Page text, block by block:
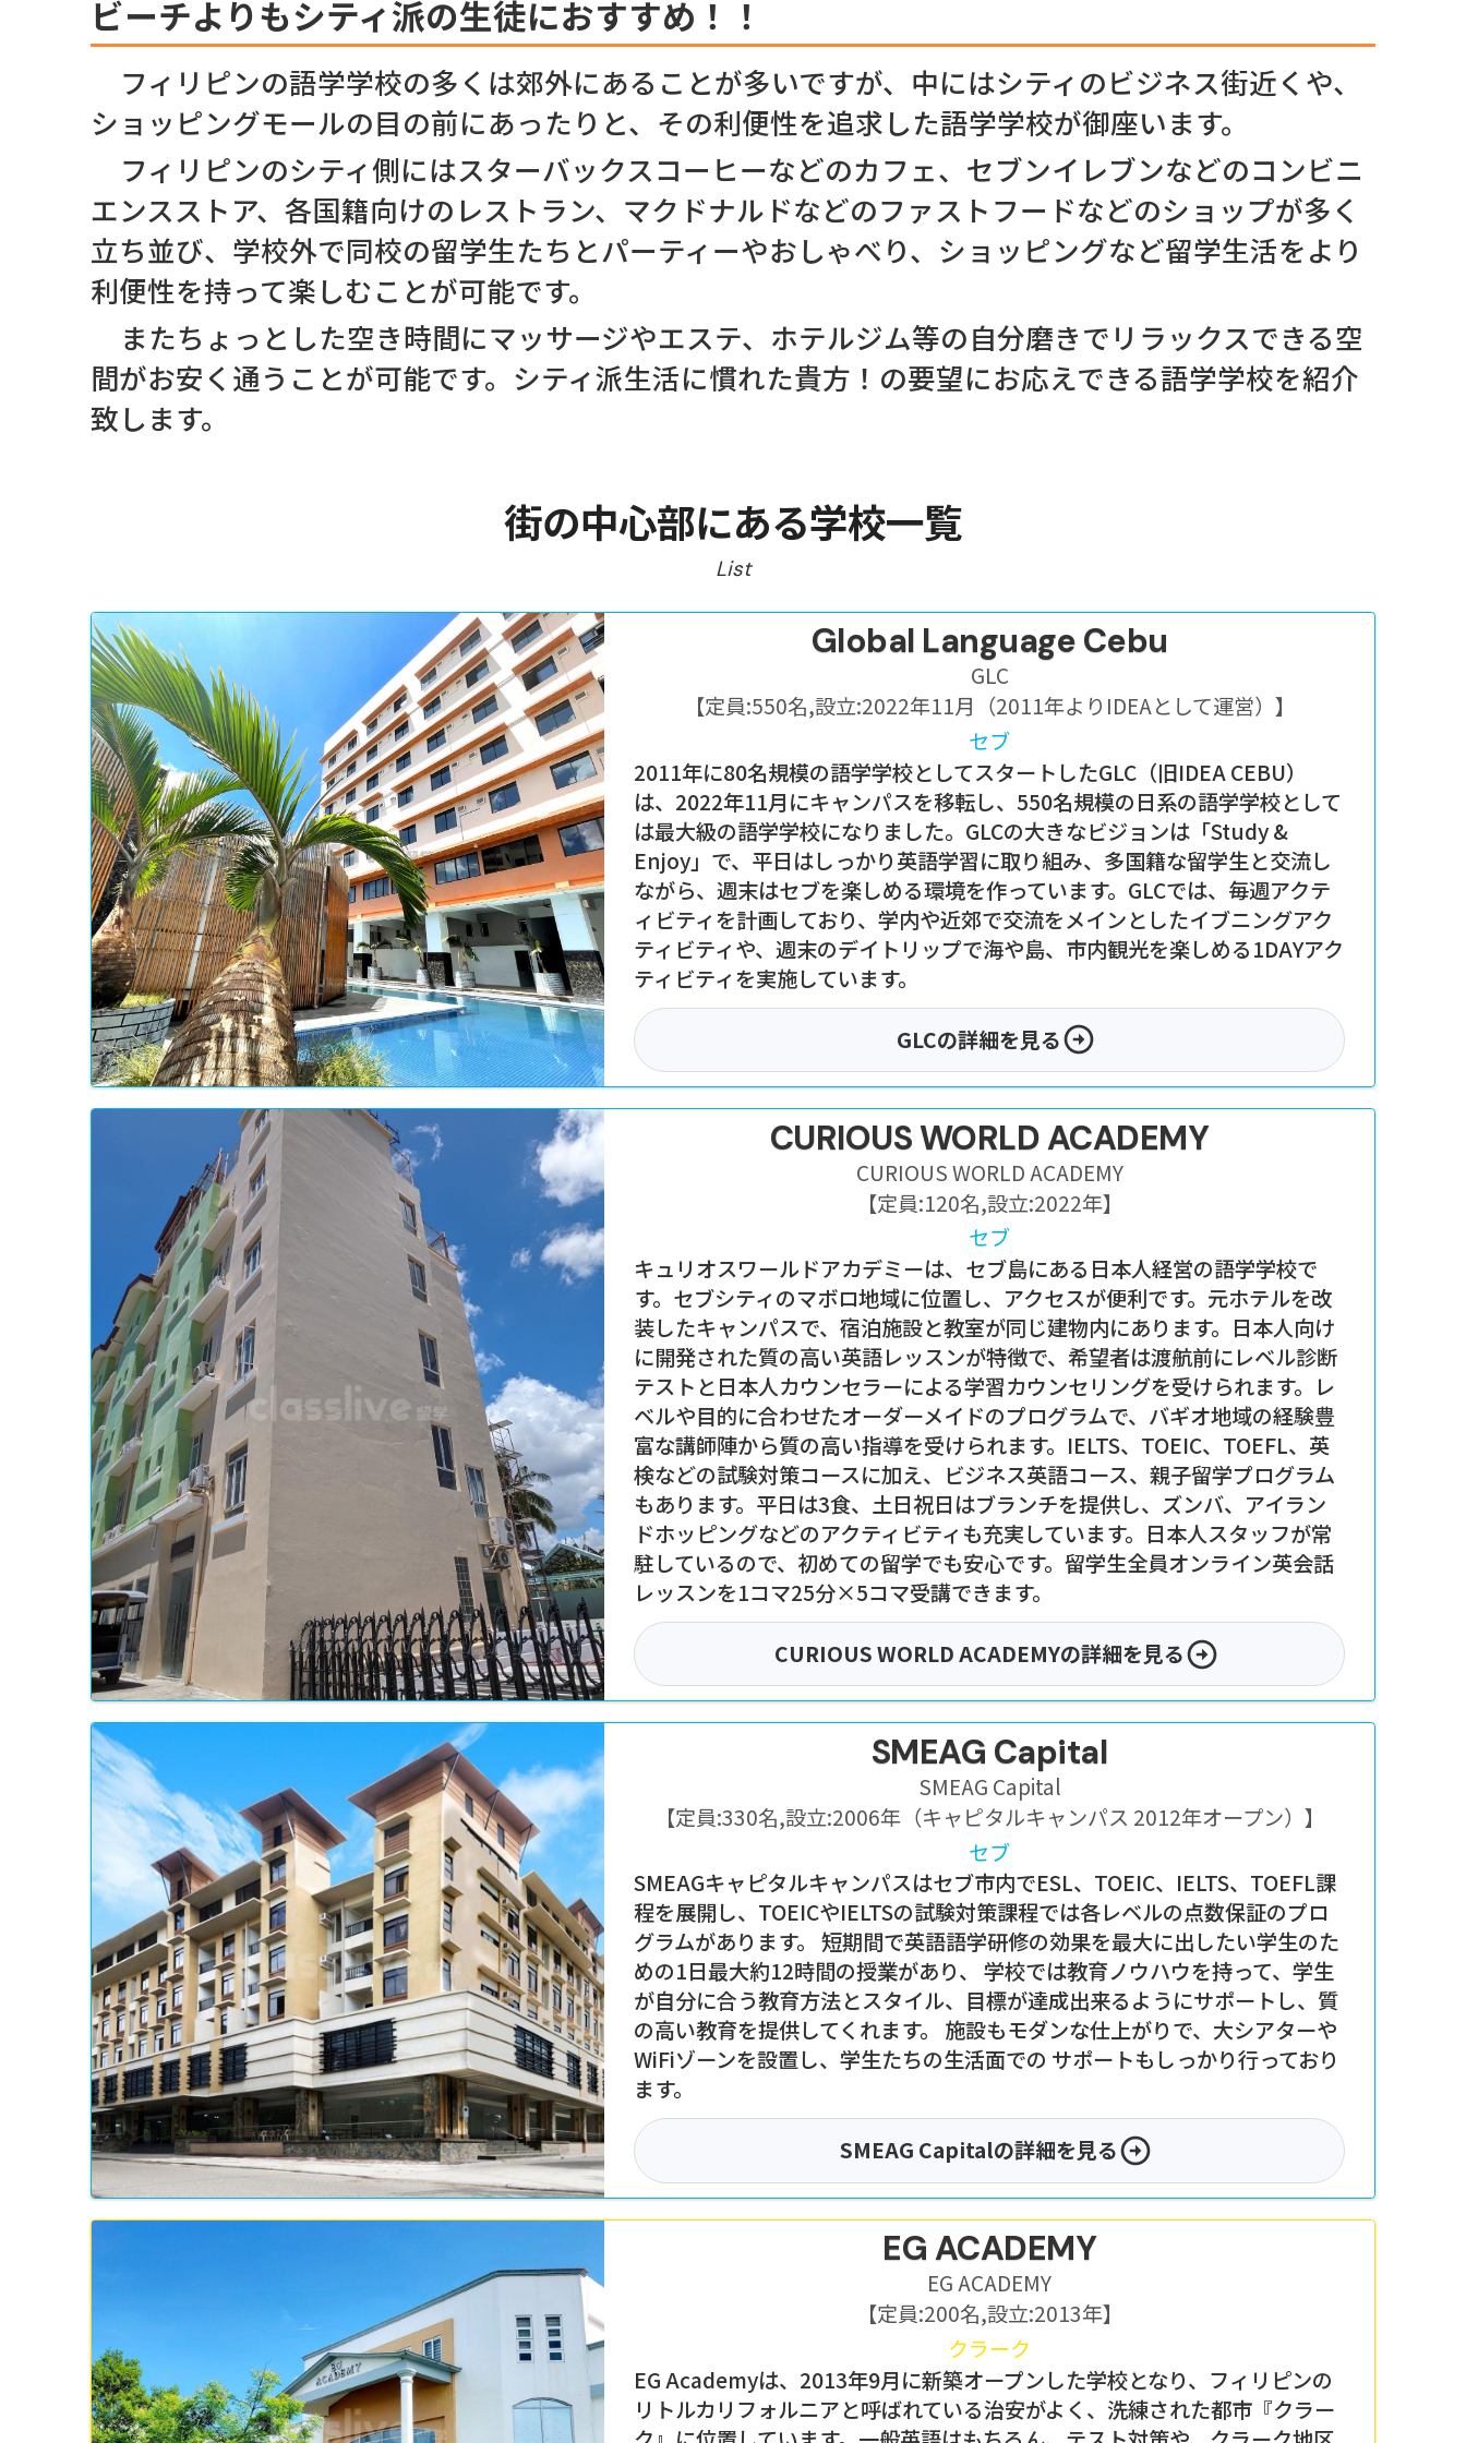
ビーチよりもシティ派の生徒におすすめ！！
フィリピンの語学学校の多くは郊外にあることが多いですが、中にはシティのビジネス街近くや、
ショッピングモールの目の前にあったりと、その利便性を追求した語学学校が御座います。
フィリピンのシティ側にはスターバックスコーヒーなどのカフェ、セブンイレブンなどのコンビニ
エンスストア、各国籍向けのレストラン、マクドナルドなどのファストフードなどのショップが多く
立ち並び、学校外で同校の留学生たちとパーティーやおしゃべり、ショッピングなど留学生活をより
利便性を持って楽しむことが可能です。
またちょっとした空き時間にマッサージやエステ、ホテルジム等の自分磨きでリラックスできる空
間がお安く通うことが可能です。シティ派生活に慣れた貴方！の要望にお応えできる語学学校を紹介
致します。
街の中心部にある学校一覧
List
Global Language Cebu
GLC
【定員:550名,設立:2022年11月（2011年よりIDEAとして運営） 】
セブ
2011年に80名規模の語学学校としてスタートしたGLC（旧IDEA CEBU）
は、2022年11月にキャンパスを移転し、550名規模の日系の語学学校として
は最大級の語学学校になりました。GLCの大きなビジョンは「Study &
Enjoy」で、平日はしっかり英語学習に取り組み、多国籍な留学生と交流し
ながら、週末はセブを楽しめる環境を作っています。GLCでは、毎週アクテ
ィビティを計画しており、学内や近郊で交流をメインとしたイブニングアク
ティビティや、週末のデイトリップで海や島、市内観光を楽しめる1DAYアク
ティビティを実施しています。
GLCの詳細を見る
CURIOUS WORLD ACADEMY
CURIOUS WORLD ACADEMY
【定員:120名,設立:2022年】
セブ
キュリオスワールドアカデミーは、セブ島にある日本人経営の語学学校で
す。セブシティのマボロ地域に位置し、アクセスが便利です。元ホテルを改
装したキャンパスで、宿泊施設と教室が同じ建物内にあります。日本人向け
に開発された質の高い英語レッスンが特徴で、希望者は渡航前にレベル診断
テストと日本人カウンセラーによる学習カウンセリングを受けられます。レ
ベルや目的に合わせたオーダーメイドのプログラムで、バギオ地域の経験豊
富な講師陣から質の高い指導を受けられます。IELTS、TOEIC、TOEFL、英
検などの試験対策コースに加え、ビジネス英語コース、親子留学プログラム
もあります。平日は3食、土日祝日はブランチを提供し、ズンバ、アイラン
ドホッピングなどのアクティビティも充実しています。日本人スタッフが常
駐しているので、初めての留学でも安心です。留学生全員オンライン英会話
レッスンを1コマ25分×5コマ受講できます。
CURIOUS WORLD ACADEMYの詳細を見る
SMEAG Capital
SMEAG Capital
【定員:330名,設立:2006年（キャピタルキャンパス 2012年オープン） 】
セブ
SMEAGキャピタルキャンパスはセブ市内でESL、TOEIC、IELTS、TOEFL課
程を展開し、TOEICやIELTSの試験対策課程では各レベルの点数保証のプロ
グラムがあります。 短期間で英語語学研修の効果を最大に出したい学生のた
めの1日最大約12時間の授業があり、 学校では教育ノウハウを持って、学生
が自分に合う教育方法とスタイル、目標が達成出来るようにサポートし、質
の高い教育を提供してくれます。 施設もモダンな仕上がりで、大シアターや
WiFiゾーンを設置し、学生たちの生活面での サポートもしっかり行っており
ます。
SMEAG Capitalの詳細を見る
EG ACADEMY
EG ACADEMY
【定員:200名,設立:2013年】
クラーク
EG Academyは、2013年9月に新築オープンした学校となり、フィリピンの
リトルカリフォルニアと呼ばれている治安がよく、洗練された都市『クラー